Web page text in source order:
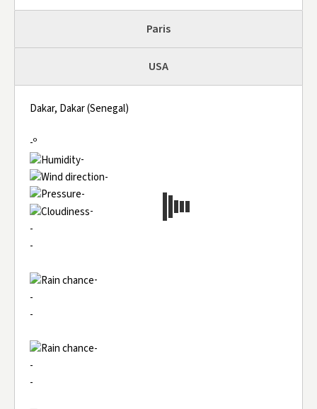
Paris
USA
Dakar, Dakar (Senegal)
-º
-
-
-
-
-
-
-
-
-
-
-
-